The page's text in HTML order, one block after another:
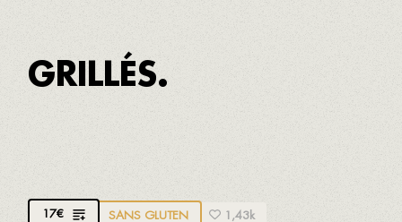
GRILLÉS.
PETITS CALMARS GRILLÉS AVEC ASPERGES
17€ SANS GLUTEN 1,43k